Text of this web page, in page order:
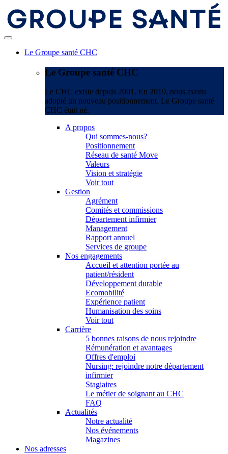
Le Groupe santé CHC
Le Groupe santé CHC
Le CHC existe depuis 2001. En 2019, nous avons
adopté un nouveau positionnement. Le Groupe santé
CHC était né.
A propos
Qui sommes-nous?
Positionnement
Réseau de santé Move
Valeurs
Vision et stratégie
Voir tout
Gestion
Agrément
Comités et commissions
Département infirmier
Management
Rapport annuel
Services de groupe
Nos engagements
Accueil et attention portée au
patient/résident
Développement durable
Ecomobilité
Expérience patient
Humanisation des soins
Voir tout
Carrière
5 bonnes raisons de nous rejoindre
Rémunération et avantages
Offres d'emploi
Nursing: rejoindre notre département
infirmier
Stagiaires
Le métier de soignant au CHC
FAQ
Actualités
Notre actualité
Nos événements
Magazines
Nos adresses